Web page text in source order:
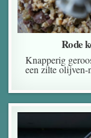
Rode
Knapperig
een zilte olijven-